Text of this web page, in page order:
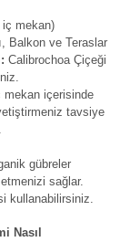
iç mekan)
Balkon ve Teraslar
Calibrochoa Çiçeği
mekan içerisinde
tavsiye
gübreler
sağlar.
kullanabilirsiniz.
Nasıl